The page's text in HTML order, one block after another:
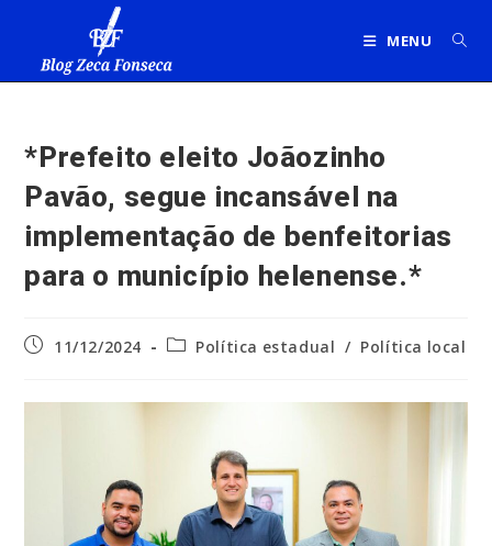
MENU
*Prefeito eleito Joãozinho
Pavão, segue incansável na
implementação de benfeitorias
para o município helenense.*
Post11/12/2024
Categoria
Política estadual / Política local